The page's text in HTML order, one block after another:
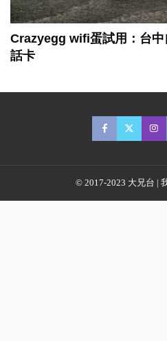
Crazyegg wifi蛋試用：台
話卡
© 2017-2023 大兄台 |